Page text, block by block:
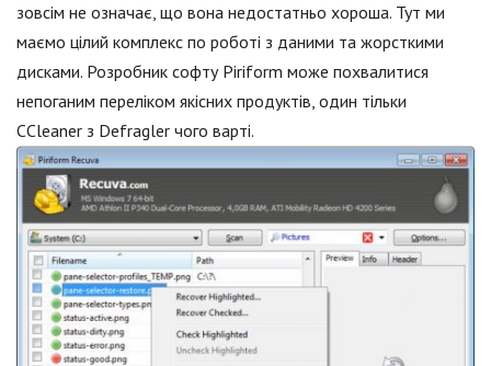
зовсім не означає, що вона недостатньо хороша. Тут ми
маємо цілий комплекс по роботі з даними та жорсткими
дисками. Розробник софту Piriform може похвалитися
непоганим переліком якісних продуктів, один тільки
CCleaner з Defragler чого варті.